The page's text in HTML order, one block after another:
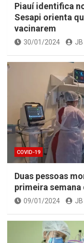
Piauí identifica
Sesapi orienta
vacinarem
30/01/2024
COVID-19
Duas pessoas
primeira semana
09/01/2024